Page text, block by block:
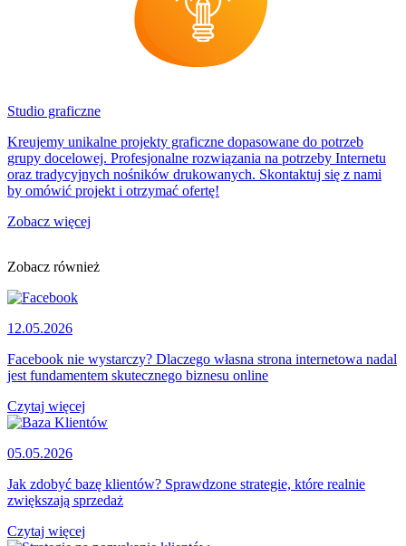
Studio graficzne
Kreujemy unikalne projekty graficzne dopasowane do potrzeb
grupy docelowej. Profesjonalne rozwiązania na potrzeby Internetu
oraz tradycyjnych nośników drukowanych. Skontaktuj się z nami
by omówić projekt i otrzymać ofertę!
Zobacz więcej
Zobacz również
12.05.2026
Facebook nie wystarczy? Dlaczego własna strona internetowa nadal
jest fundamentem skutecznego biznesu online
Czytaj więcej
05.05.2026
Jak zdobyć bazę klientów? Sprawdzone strategie, które realnie
zwiększają sprzedaż
Czytaj więcej